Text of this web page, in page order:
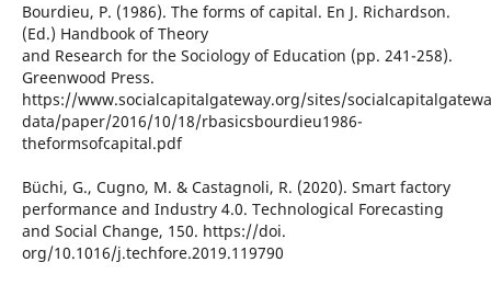
Bourdieu, P. (1986). The forms of capital. En J. Richardson.
(Ed.) Handbook of Theory
and Research for the Sociology of Education (pp. 241-258).
Greenwood Press.
https://www.socialcapitalgateway.org/sites/
data/paper/2016/10/18/rbasicsbourdieu1986-
theformsofcapital.pdf
Büchi, G., Cugno, M. & Castagnoli, R. (2020). Smart factory
performance and Industry 4.0. Technological Forecasting
and Social Change, 150. https://doi.
org/10.1016/j.techfore.2019.119790